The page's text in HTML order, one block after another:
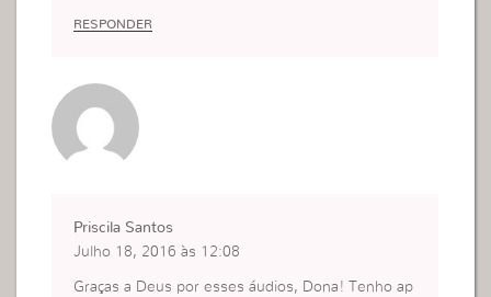
RESPONDER
Priscila Santos
Julho 18, 2016 às 12:08
Graças a Deus por esses áudios, Dona! Tenho ap